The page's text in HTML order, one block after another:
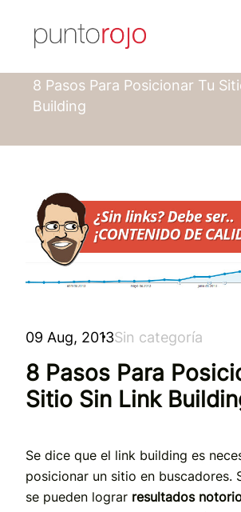
8 Pasos Para Posicionar Tu
Building
09 Aug, 2013Sin categoría
8 Pasos Para
Sitio Sin Link
Se dice que el link building es
posicionar un sitio en buscadores.
se pueden lograr resultados